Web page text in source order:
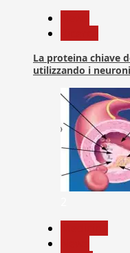
La proteina chiave
utilizzando i neuroni